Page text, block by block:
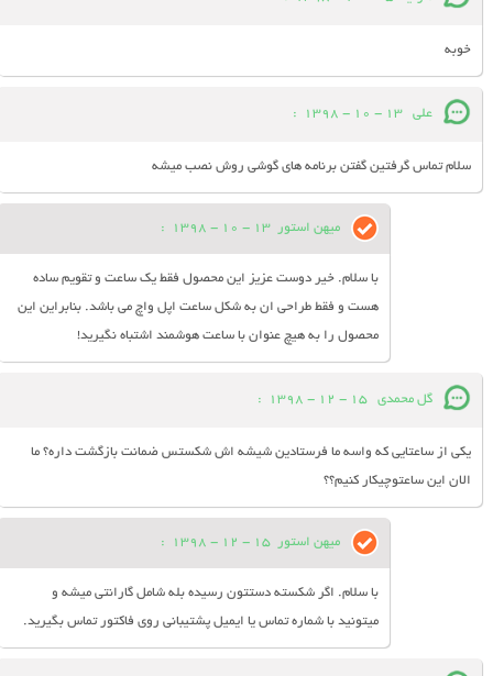
خوبه
علی 13 - 10 - 1398
:
سلام تماس گرفتین گفتن برنامه های گوشی روش نصب میشه
میهن استور 13 - 10 - 1398
:
با سلام. خیر دوست عزیز این محصول فقط یک ساعت و تقویم ساده
هست و فقط طراحی ان به شکل ساعت اپل واچ می باشد. بنابراین این
محصول را به هیچ عنوان با ساعت هوشمند اشتباه نگیرید!
گل محمدی 15 - 12 - 1398
:
یکی از ساعتایی که واسه ما فرستادین شیشه اش شکستس ضمانت بازگشت داره؟ ما
الان این ساعتوچیکار کنیم؟؟
میهن استور 15 - 12 - 1398
:
با سلام. اگر شکسته دستتون رسیده بله شامل گارانتی میشه و
میتونید با شماره تماس یا ایمیل پشتیبانی روی فاکتور تماس بگیرید.